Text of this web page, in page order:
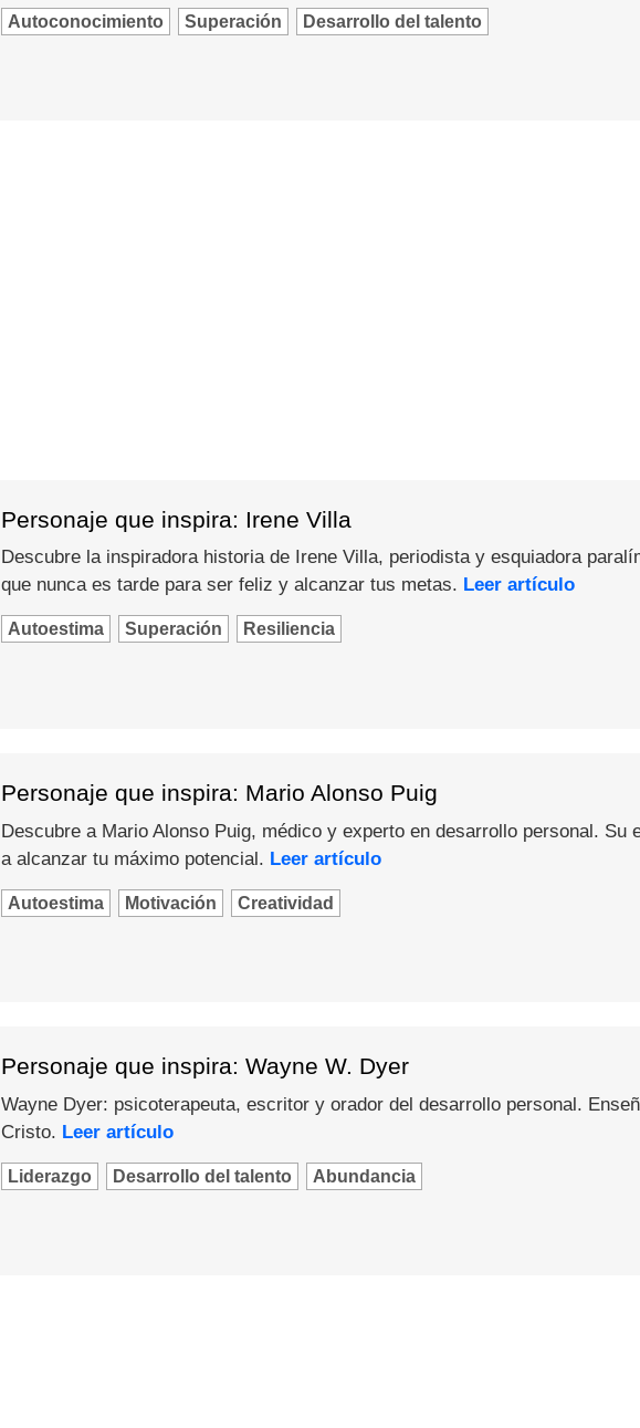
Autoconocimiento Superación Desarrollo del talento
Personaje que inspira: Irene Villa
Descubre la inspiradora historia de Irene Villa, periodista y esquiadora
que nunca es tarde para ser feliz y alcanzar tus metas. Leer artículo
Autoestima Superación Resiliencia
Personaje que inspira: Mario Alonso Puig
Descubre a Mario Alonso Puig, médico y experto en desarrollo personal.
a alcanzar tu máximo potencial. Leer artículo
Autoestima Motivación Creatividad
Personaje que inspira: Wayne W. Dyer
Wayne Dyer: psicoterapeuta, escritor y orador del desarrollo personal.
Cristo. Leer artículo
Liderazgo Desarrollo del talento Abundancia